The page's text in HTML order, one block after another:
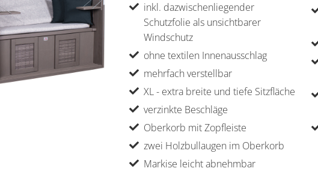
inkl. dazwischenliegender
Schutzfolie als unsichtbarer
Windschutz
ohne textilen Innenausschlag
mehrfach verstellbar
XL - extra breite und tiefe Sitzfläche
verzinkte Beschläge
Oberkorb mit Zopfleiste
zwei Holzbullaugen im Oberkorb
Markise leicht abnehmbar